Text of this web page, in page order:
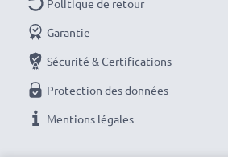
Commandez maintenant avec
et une garantie de 3 ans !
Politique de retour
Garantie
Sécurité & Certifications
Protection des données
Mentions légales